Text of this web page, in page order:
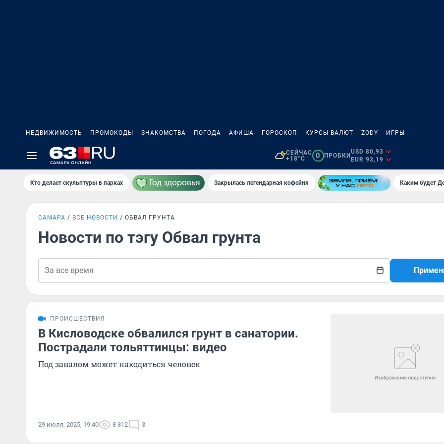
НЕДВИЖИМОСТЬ ПРОМОКОДЫ ЗНАКОМСТВА ПОГОДА АФИША ГОРОСКОП КУРСЫ ВАЛЮТ ZODY ИГРЫ
СЕЙЧАС
+18°C
0 ПРОБКИ
USD 80,93
EUR 93,19
Кто делает скульптуры в парках Закрылась легендарная кофейня Каким будет
САМАРА ВСЕ НОВОСТИ ОБВАЛ ГРУНТА
Новости по тэгу Обвал грунта
ПРОИСШЕСТВИЯ
В Кисловодске обвалился грунт в санатории.
Пострадали тольяттинцы: видео
Под завалом может находиться человек
29 июля, 2025, 19:40 8 812 3